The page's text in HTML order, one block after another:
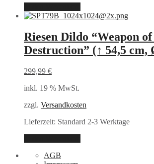
Riesen Dildo “Weapon of
Destruction” (↑ 54,5 cm,
299,99 €
inkl. 19 % MwSt.
zzgl. Versandkosten
Lieferzeit: Standard 2-3 Werktage
AGB